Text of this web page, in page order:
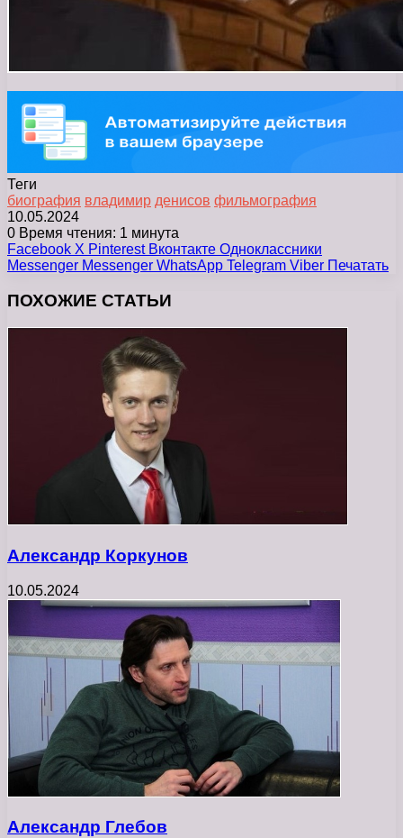
Теги
биография владимир денисов фильмография
10.05.2024
0 Время чтения: 1 минута
Facebook X Pinterest Вконтакте Одноклассники
Messenger Messenger WhatsApp Telegram Viber Печатать
ПОХОЖИЕ СТАТЬИ
Александр Коркунов
10.05.2024
Александр Глебов